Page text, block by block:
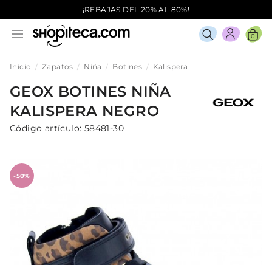
¡REBAJAS DEL 20% AL 80%!
0
Inicio Zapatos Niña Botines Kalispera
GEOX BOTINES NIÑA
KALISPERA NEGRO
Código artículo: 58481-30
-50%